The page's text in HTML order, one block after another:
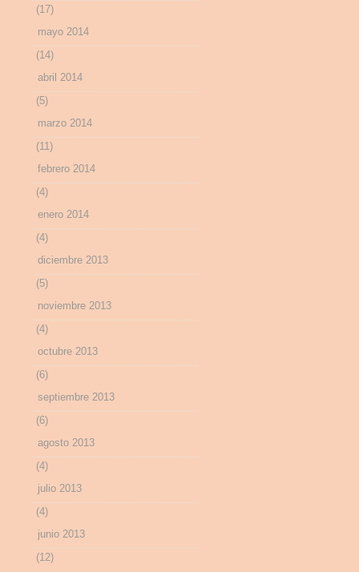
(17)
mayo 2014
(14)
abril 2014
(5)
marzo 2014
(11)
febrero 2014
(4)
enero 2014
(4)
diciembre 2013
(5)
noviembre 2013
(4)
octubre 2013
(6)
septiembre 2013
(6)
agosto 2013
(4)
julio 2013
(4)
junio 2013
(12)